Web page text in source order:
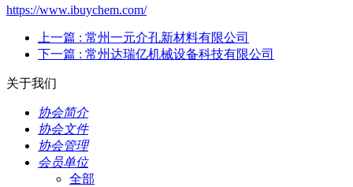
https://www.ibuychem.com/
上一篇 : 常州一元介孔新材料有限公司
下一篇 : 常州达瑞亿机械设备科技有限公司
关于我们
协会简介
协会文件
协会管理
会员单位
全部